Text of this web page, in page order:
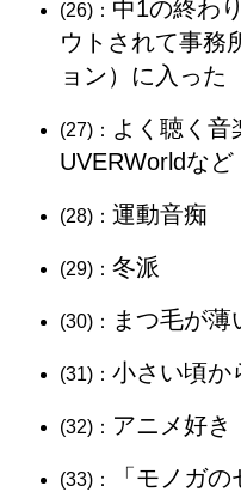
(26)： 中1の終わ
ウトされて事務
ョン）に入った
(27)： よく聴く音
UVERWorldなど
(28)： 運動音痴
(29)： 冬派
(30)： まつ毛が薄
(31)： 小さい頃か
(32)： アニメ好き
(33)：
「モノガ